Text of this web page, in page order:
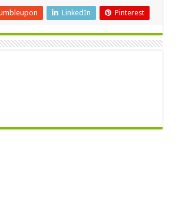
LinkedIn Pinterest